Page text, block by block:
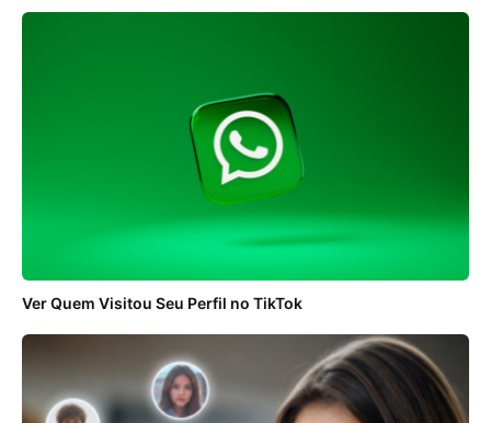
Ver Quem Visitou Seu Perfil no TikTok